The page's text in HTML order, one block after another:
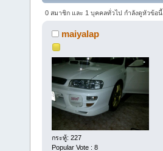
0 สมาชิก และ 1 บุคคลทั่วไป กำลังดูหัวข้อนี้
maiyalap
กระทู้: 227
Popular Vote : 8